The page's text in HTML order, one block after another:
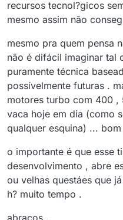
recursos tecnol?gicos
mesmo assim não
mesmo pra quem pensa
não é difácil imaginar tal
puramente técnica
possívelmente futuras .
motores turbo com 400
vaca hoje em dia (como
qualquer esquina) ...
o importante é que esse
desenvolvimento , abre
ou velhas questáes que
h? muito tempo .